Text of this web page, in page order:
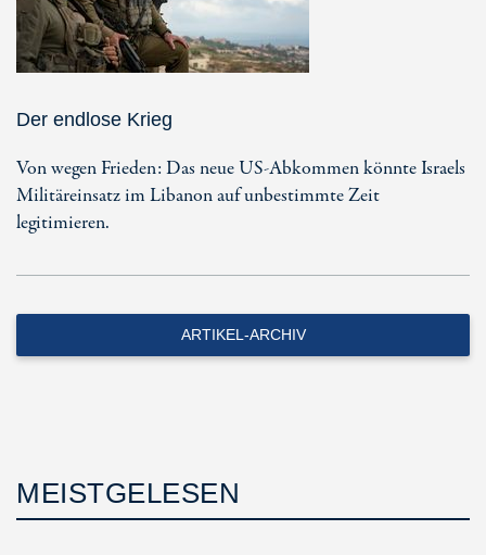
Der endlose Krieg
Von wegen Frieden: Das neue US-Abkommen könnte Israels
Militäreinsatz im Libanon auf unbestimmte Zeit
legitimieren.
ARTIKEL-ARCHIV
MEISTGELESEN